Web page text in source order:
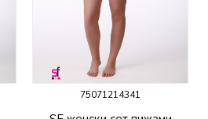
75071214341